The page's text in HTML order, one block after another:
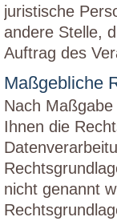
juristische
andere Stelle,
Auftrag des
Maßgebliche
Nach
Ihnen die
nicht genannt